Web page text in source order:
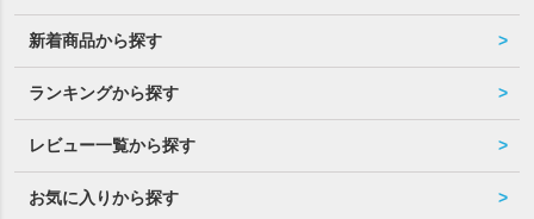
新着商品から探す
ランキングから探す
レビュー一覧から探す
お気に入りから探す